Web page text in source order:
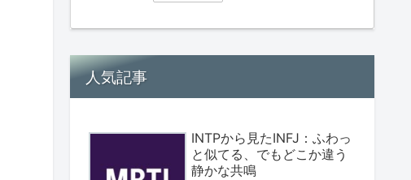
人気記事
INTPから見たINFJ：ふわっ
と似てる、でもどこか違う
静かな共鳴